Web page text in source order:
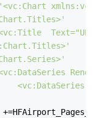
'<vc:Chart
Text="UPS内